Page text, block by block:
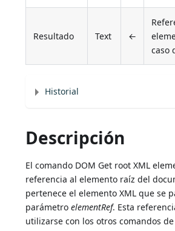
Resultado Text ←
caso
Historial
Descripción
El comando DOM Get root XML
referencia al elemento raíz del
pertenece el elemento XML que se
parámetroelementRef. Esta
utilizarse con los otros comandos